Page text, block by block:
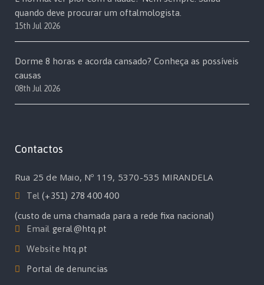
quando deve procurar um oftalmologista.
15th Jul 2026
Dorme 8 horas e acorda cansado? Conheça as possíveis
causas
08th Jul 2026
Contactos
Rua 25 de Maio, Nº 119, 5370-535 MIRANDELA
Tel(+351) 278 400 400
(custo de uma chamada para a rede fixa nacional)
Email geral@htq.pt
Website htq.pt
Portal de denuncias